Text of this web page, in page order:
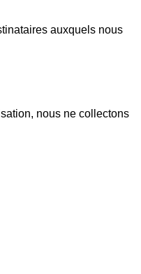
auxquels nous
nous ne collectons